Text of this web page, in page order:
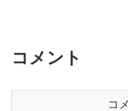
コメント
コ